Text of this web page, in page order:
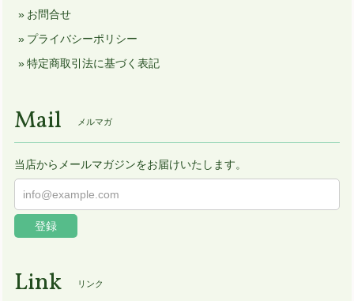
お問合せ
プライバシーポリシー
特定商取引法に基づく表記
Mail メルマガ
当店からメールマガジンをお届けいたします。
登録
Link リンク